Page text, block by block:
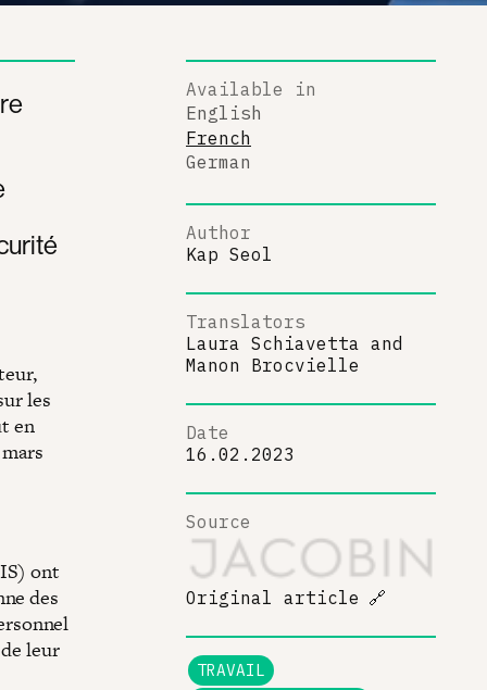
les
en
ont
des
leur
Available in
English
French
German
Author
Kap Seol
Translators
Laura Schiavetta and
Manon Brocvielle
Date
16.02.2023
Source
Original article 🔗
TRAVAIL